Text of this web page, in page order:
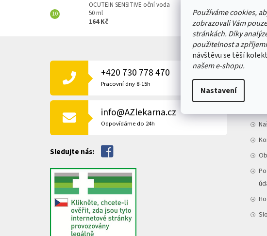
Používáme cookies,
zobrazovali Vám
stránkách. Díky
použitelnost a
návštěvu se těší
našem e-shopu.
Nastavení
OCUTEIN SENSITIVE oční voda
50 ml
164 Kč
+420 730 778 470
Pracovní dny 8-15h
info@AZlekarna.cz
Odpovídáme do 24h
Sledujte nás: